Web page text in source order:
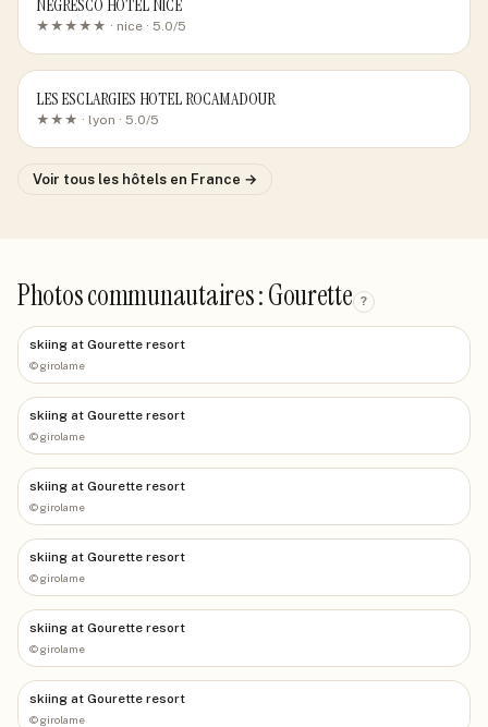
NEGRESCO HOTEL NICE
★★★★★ · nice · 5.0/5
LES ESCLARGIES HOTEL ROCAMADOUR
★★★ · lyon · 5.0/5
Voir tous les hôtels en France →
Photos communautaires : Gourette ?
skiing at Gourette resort
©girolame
skiing at Gourette resort
©girolame
skiing at Gourette resort
©girolame
skiing at Gourette resort
©girolame
skiing at Gourette resort
©girolame
skiing at Gourette resort
©girolame